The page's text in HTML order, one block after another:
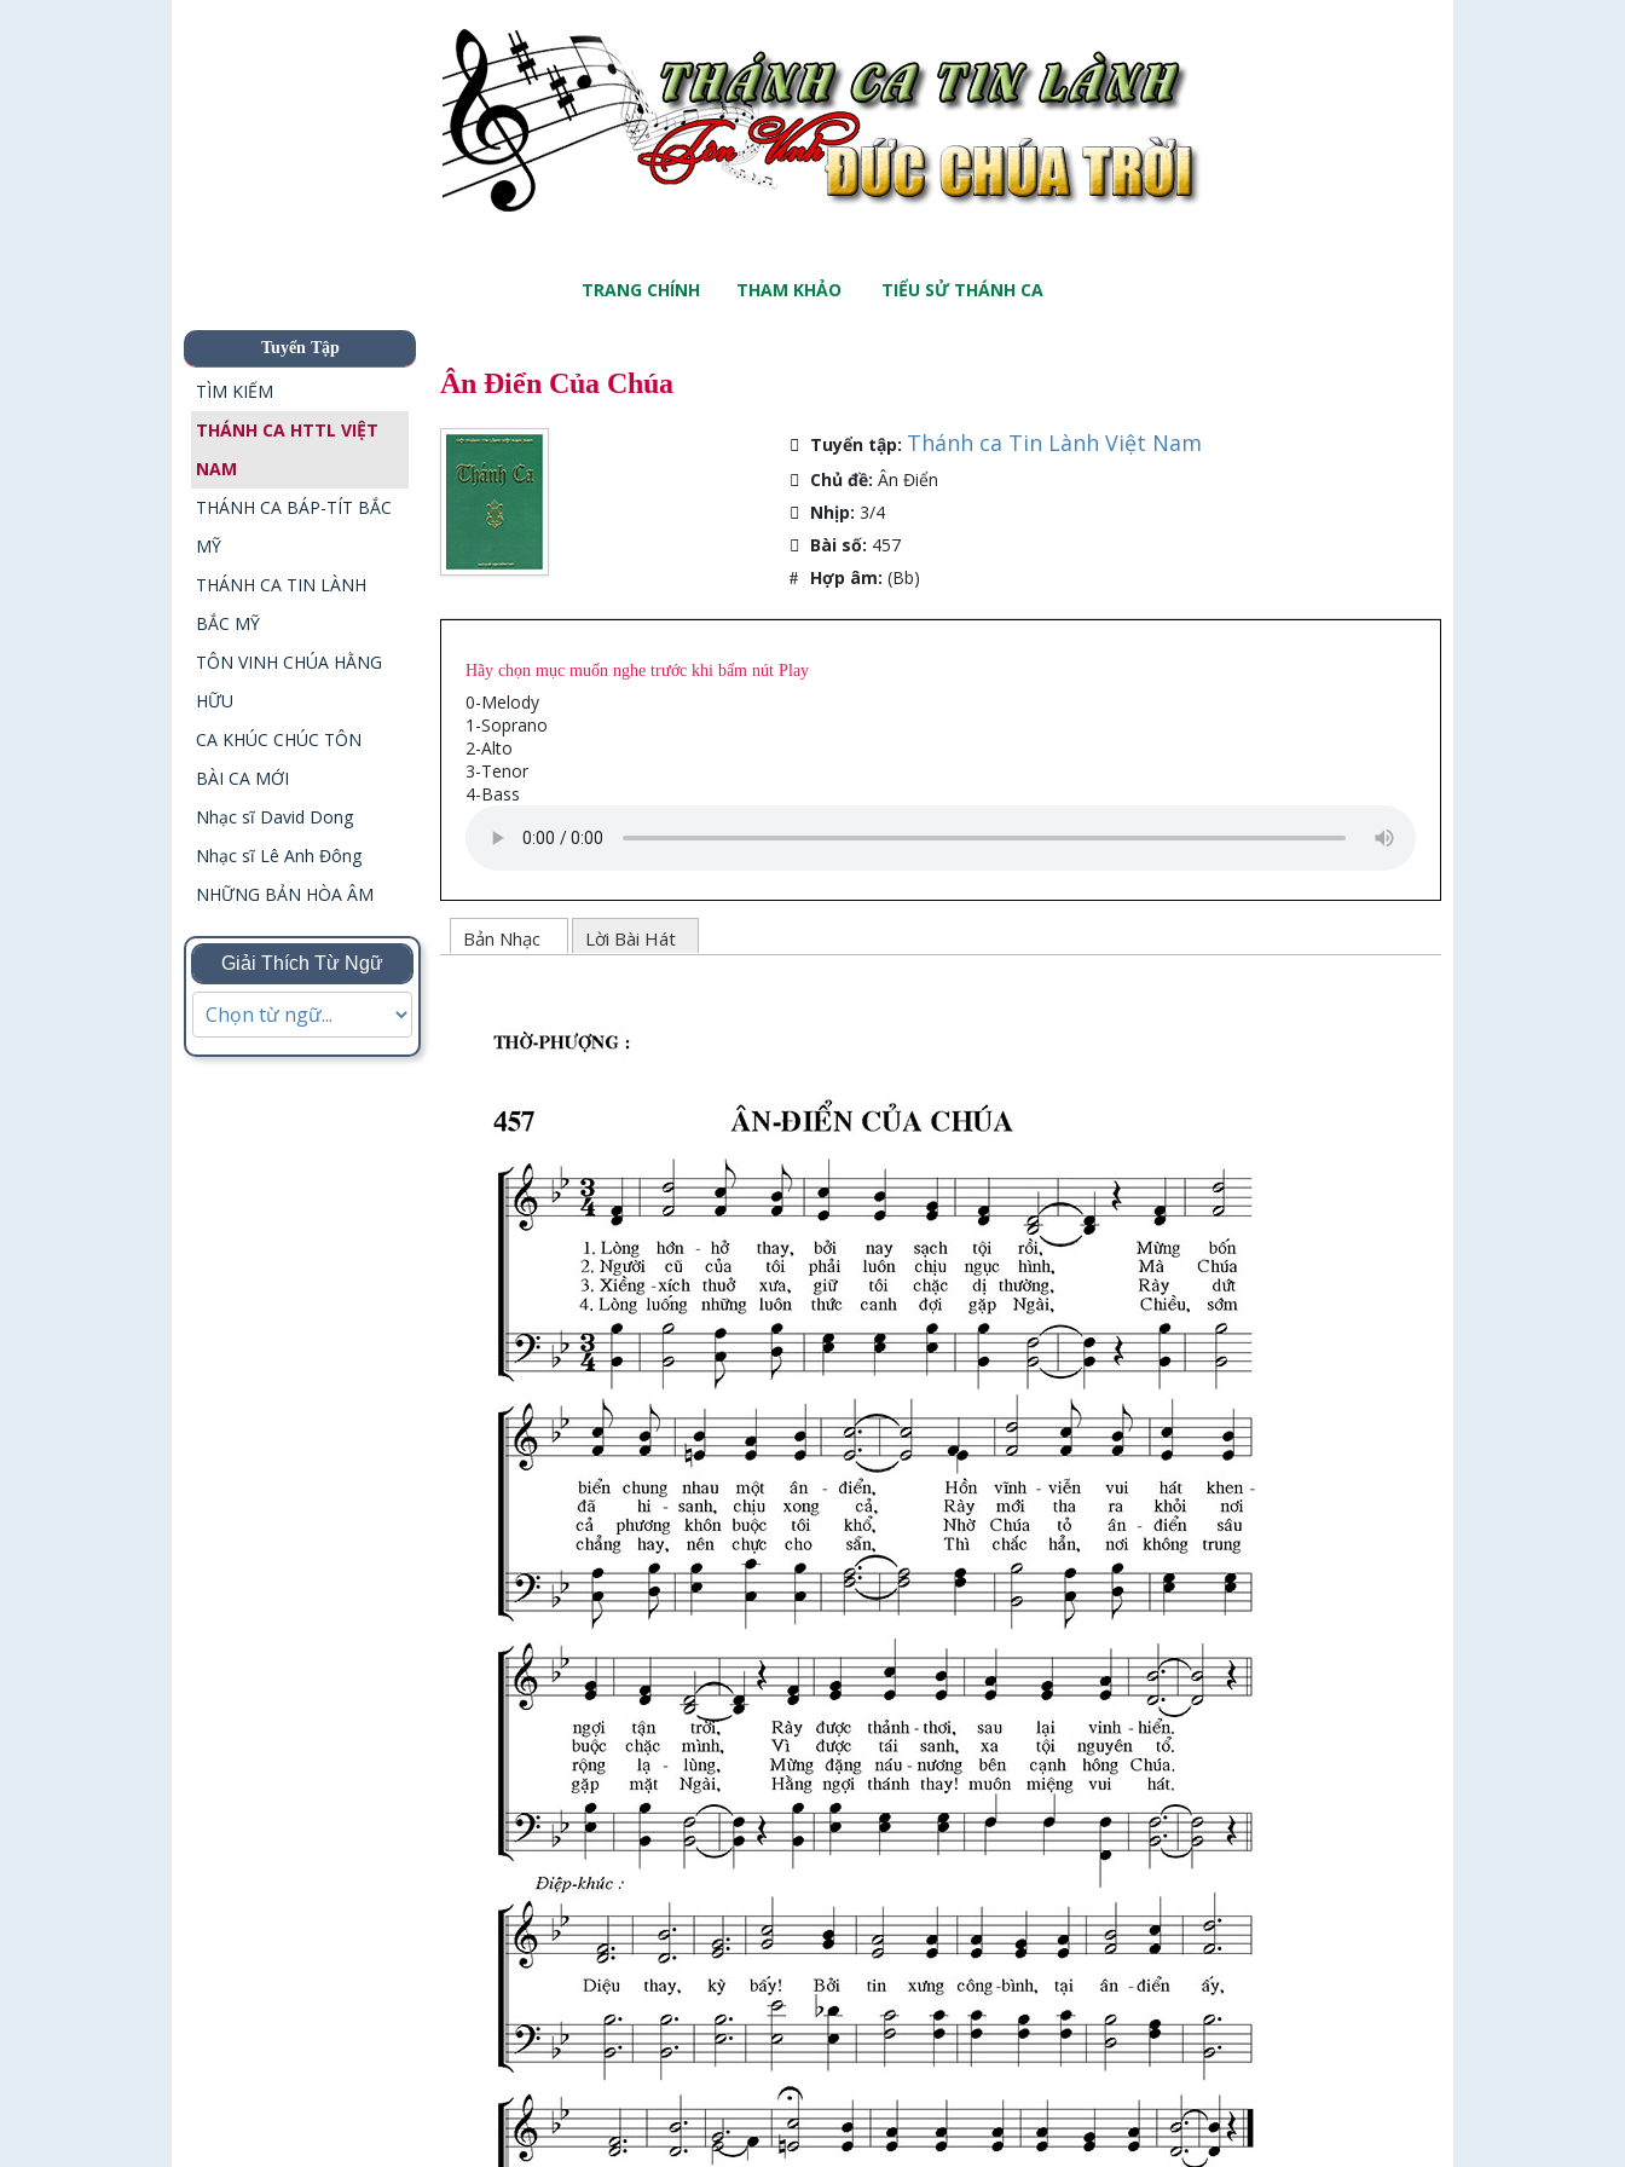
TRANG CHÍNH THAM KHẢO TIỂU SỬ THÁNH CA
Tuyển Tập
TÌM KIẾM
THÁNH CA HTTL VIỆT
NAM
THÁNH CA BÁP-TÍT BẮC
MỸ
THÁNH CA TIN LÀNH
BẮC MỸ
TÔN VINH CHÚA HẰNG
HỮU
CA KHÚC CHÚC TÔN
BÀI CA MỚI
Nhạc sĩ David Dong
Nhạc sĩ Lê Anh Đông
NHỮNG BẢN HÒA ÂM
Giải Thích Từ Ngữ
Ân Điển Của Chúa
Tuyển tập: Thánh ca Tin Lành Việt Nam
Chủ đề: Ân Điển
Nhịp: 3/4
Bài số: 457
Hợp âm: (Bb)
Hãy chọn mục muốn nghe trước khi bấm nút Play
0-Melody
1-Soprano
2-Alto
3-Tenor
4-Bass
Bản Nhạc Lời Bài Hát